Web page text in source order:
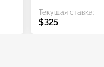
Текущая ставка:
$325